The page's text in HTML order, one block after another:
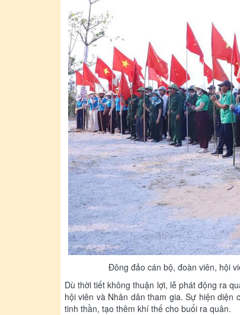
Đông đảo cán bộ, đoàn viên, hội
Dù thời tiết không thuận lợi, lễ phát động ra
hội viên và Nhân dân tham gia. Sự hiện
tinh thần, tạo thêm khí thế cho buổi ra quân.